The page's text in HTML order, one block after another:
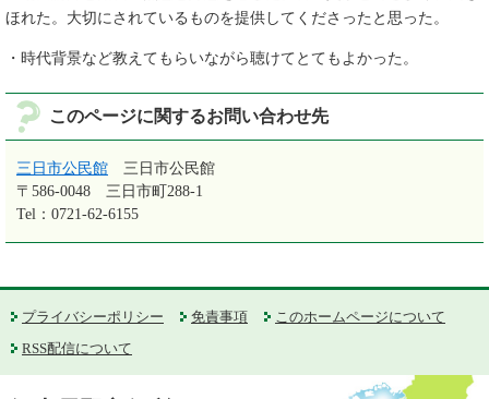
ほれた。大切にされているものを提供してくださったと思った。
・時代背景など教えてもらいながら聴けてとてもよかった。
このページに関するお問い合わせ先
三日市公民館
三日市公民館
〒586-0048
三日市町288-1
Tel：0721-62-6155
プライバシーポリシー 免責事項
このホームページについて
RSS配信について